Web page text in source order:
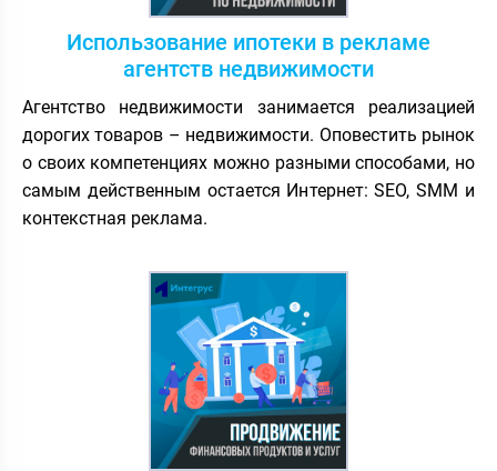
Использование ипотеки в рекламе
агентств недвижимости
Агентство недвижимости занимается реализацией
дорогих товаров – недвижимости. Оповестить рынок
о своих компетенциях можно разными способами, но
самым действенным остается Интернет: SEO, SMM и
контекстная реклама.